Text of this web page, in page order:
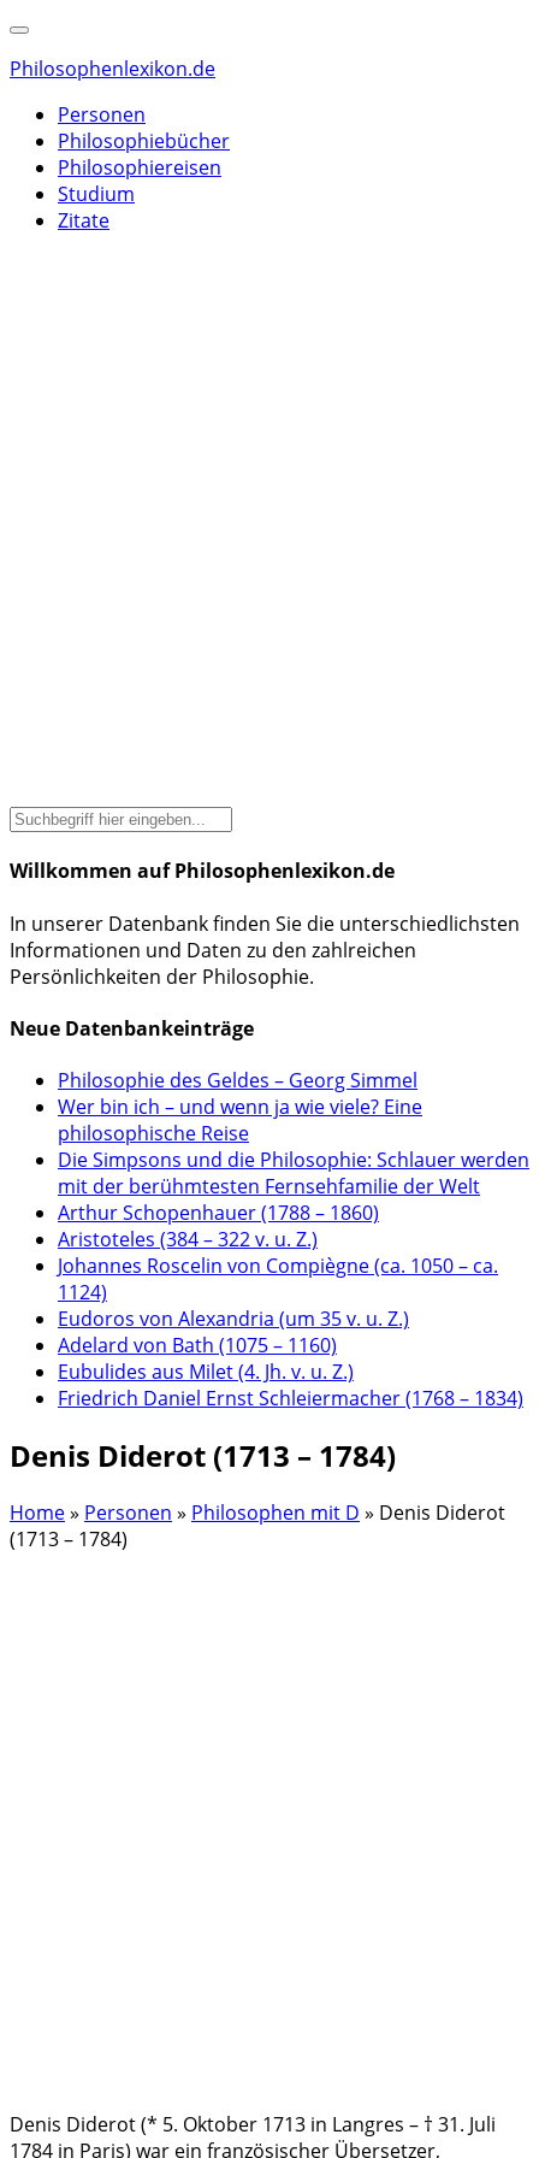
Philosophenlexikon.de
Personen
Philosophiebücher
Philosophiereisen
Studium
Zitate
Willkommen auf Philosophenlexikon.de
In unserer Datenbank finden Sie die unterschiedlichsten
Informationen und Daten zu den zahlreichen
Persönlichkeiten der Philosophie.
Neue Datenbankeinträge
Philosophie des Geldes – Georg Simmel
Wer bin ich – und wenn ja wie viele? Eine
philosophische Reise
Die Simpsons und die Philosophie: Schlauer werden
mit der berühmtesten Fernsehfamilie der Welt
Arthur Schopenhauer (1788 – 1860)
Aristoteles (384 – 322 v. u. Z.)
Johannes Roscelin von Compiègne (ca. 1050 – ca.
1124)
Eudoros von Alexandria (um 35 v. u. Z.)
Adelard von Bath (1075 – 1160)
Eubulides aus Milet (4. Jh. v. u. Z.)
Friedrich Daniel Ernst Schleiermacher (1768 – 1834)
Denis Diderot (1713 – 1784)
Home» Personen » Philosophen mit D » Denis Diderot
(1713 – 1784)
Denis Diderot (* 5. Oktober 1713 in Langres – † 31. Juli
1784 in Paris) war ein französischer Übersetzer,